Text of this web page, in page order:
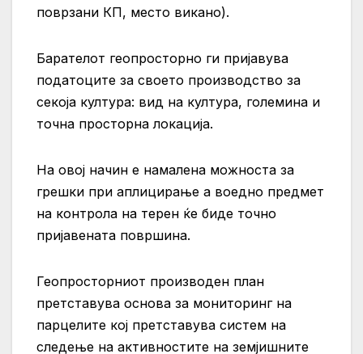
поврзани КП, место викано).
Барателот геопросторно ги пријавува
податоците за своето производство за
секоја култура: вид на култура, големина и
точна просторна локација.
На овој начин е намалена можноста за
грешки при аплицирање а воедно предмет
на контрола на терен ќе биде точно
пријавената површина.
Геопросторниот производен план
претставува основа за мониторинг на
парцелите кој претставува систем на
следење на активностите на земјишните